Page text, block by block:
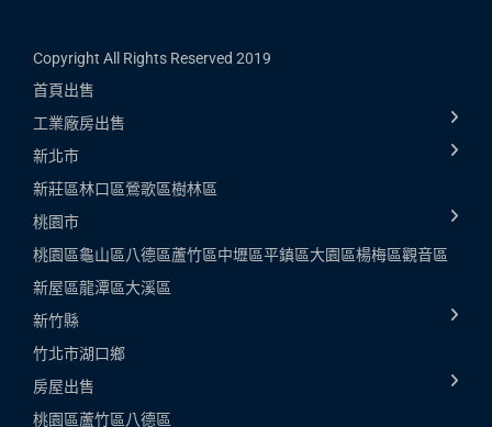
Copyright All Rights Reserved 2019
首頁出售
工業廠房出售
新北市
新莊區林口區鶯歌區樹林區
桃園市
桃園區龜山區八德區蘆竹區中壢區平鎮區大園區楊梅區觀音區
新屋區龍潭區大溪區
新竹縣
竹北市湖口鄉
房屋出售
桃園區蘆竹區八德區